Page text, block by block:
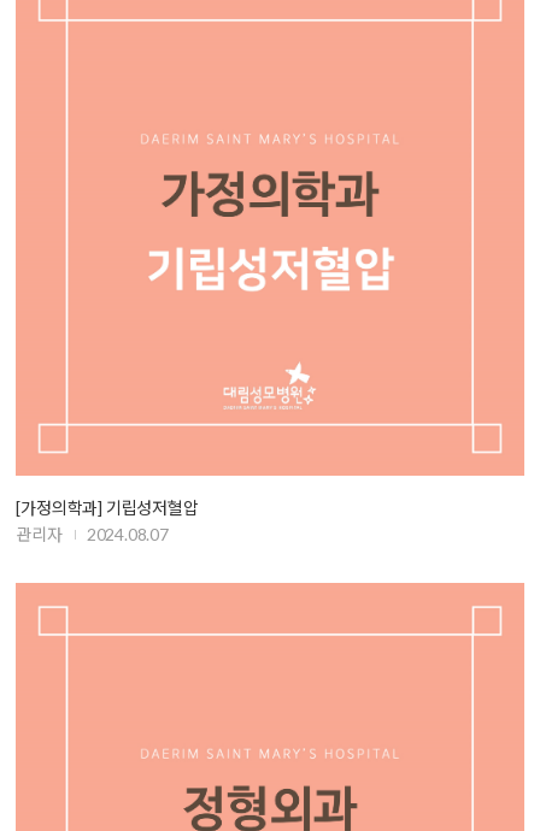
[가정의학과] 기립성저혈압
관리자
2024.08.07